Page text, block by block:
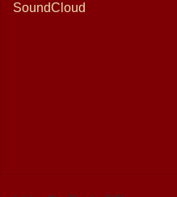
SoundCloud